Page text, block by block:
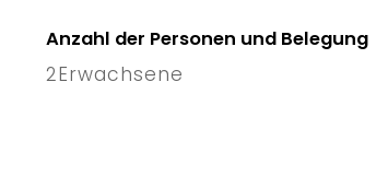
Anzahl der Personen und Belegung
2Erwachsene